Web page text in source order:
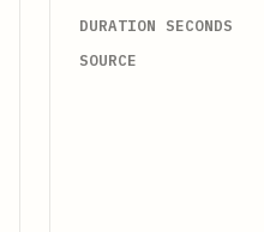
DURATION SECONDS
SOURCE